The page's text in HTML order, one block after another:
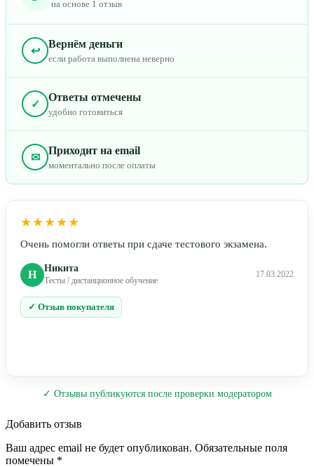
на основе 1 отзыв
↩
Вернём деньги
если работа выполнена неверно
✓
Ответы отмечены
удобно готовиться
✉
Приходит на email
моментально после оплаты
★★★★★
Очень помогли ответы при сдаче тестового экзамена.
Н Никита
Тесты / дистанционное обучение
17.03.2022
✓ Отзыв покупателя
✓ Отзывы публикуются после проверки модератором
Добавить отзыв
Ваш адрес email не будет опубликован. Обязательные поля
помечены *